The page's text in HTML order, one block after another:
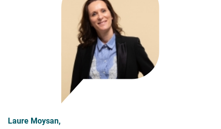
Laure Moysan,